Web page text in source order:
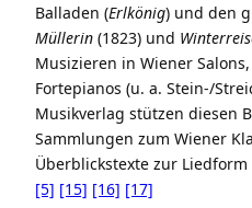
Balladen (Erlkönig) und den
Müllerin (1823) und
Musizieren in Wiener
Fortepianos (u. a. Stein-/
Musikverlag stützen diesen
Sammlungen zum Wiener
Überblickstexte zur
[5] [15] [16] [17]